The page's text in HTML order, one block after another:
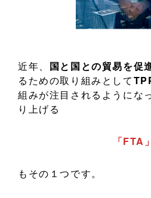
近年、 国と国との貿易を促
るための取り組みとして
組みが注目されるようにな
り上げる
「FTA」
もその１つです。